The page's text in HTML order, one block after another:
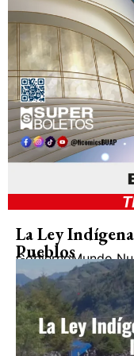
La Ley
Pueblos
GobiernoMundo